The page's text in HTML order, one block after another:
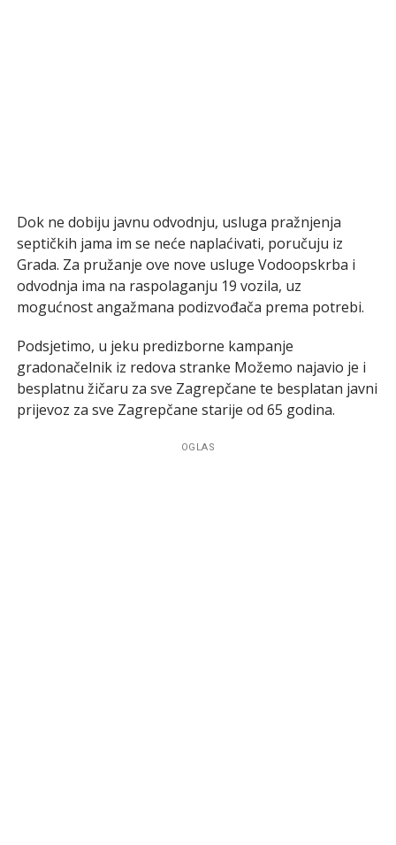
Dok ne dobiju javnu odvodnju, usluga pražnjenja
septičkih jama im se neće naplaćivati, poručuju iz
Grada. Za pružanje ove nove usluge Vodoopskrba i
odvodnja ima na raspolaganju 19 vozila, uz
mogućnost angažmana podizvođača prema potrebi.
Podsjetimo, u jeku predizborne kampanje
gradonačelnik iz redova stranke Možemo najavio je i
besplatnu žičaru za sve Zagrepčane te besplatan javni
prijevoz za sve Zagrepčane starije od 65 godina.
OGLAS